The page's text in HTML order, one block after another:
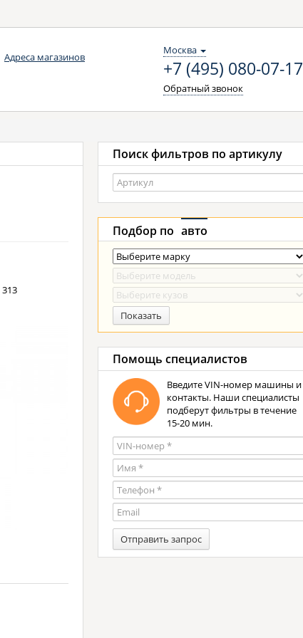
Адреса магазинов
Москва
+7 (495) 080-07-17
Обратный звонок
313
Поиск фильтров по артикулу
Подбор по авто
Показать
Помощь специалистов
Введите VIN-номер машины и
контакты. Наши специалисты
подберут фильтры в течение
15-20 мин.
Отправить запрос